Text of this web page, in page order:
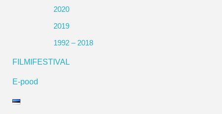
2020
2019
1992 – 2018
FILMIFESTIVAL
E-pood